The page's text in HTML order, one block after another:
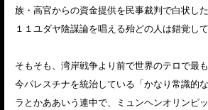
族・高官からの資金提供を民事裁判で白状し
１１ユダヤ陰謀論を唱える殆どの人は錯覚して
そもそも、湾岸戦争より前で世界のテロで最
今パレスチナを統治している「かなり常識的
ラとかああいう連中で、ミュンヘンオリンピ